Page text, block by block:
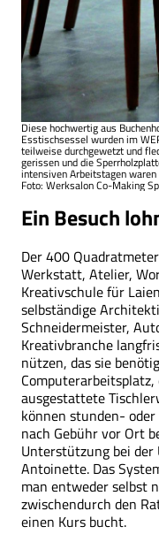
Diese hochwertig aus
Esstischsessel wurden im
teilweise durchgewetzt und
gerissen und die
intensiven Arbeitstagen
Foto: Werksalon Co-Making
Ein Besuch
Der 400
Werkstatt, Atelier,
Kreativschule für
selbständige
Schneidermeister,
Kreativbranche
nützen, das sie
ausgestattete
können stunden-
nach Gebühr vor Ort
Unterstützung bei der
Antoinette. Das
man entweder selbst
zwischendurch den
einen Kurs bucht.